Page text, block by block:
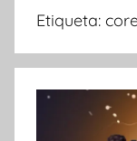
Etiqueta: